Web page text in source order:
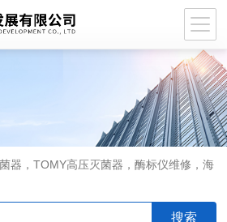
器，TOMY高压灭菌器，酶标仪维修，海